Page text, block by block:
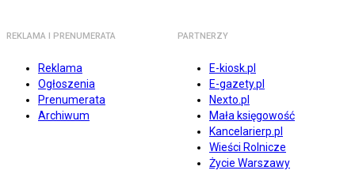
REKLAMA I PRENUMERATA
Reklama
Ogłoszenia
Prenumerata
Archiwum
PARTNERZY
E-kiosk.pl
E-gazety.pl
Nexto.pl
Mała księgowość
Kancelarierp.pl
Wieści Rolnicze
Życie Warszawy